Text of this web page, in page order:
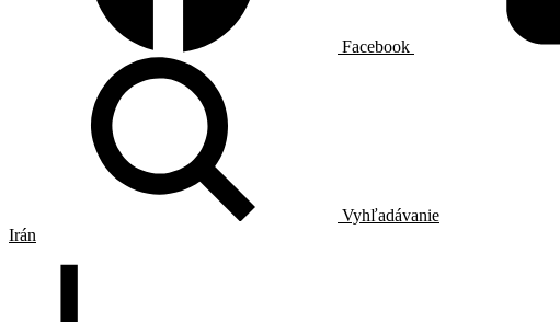
Facebook
Vyhľadávanie
Irán